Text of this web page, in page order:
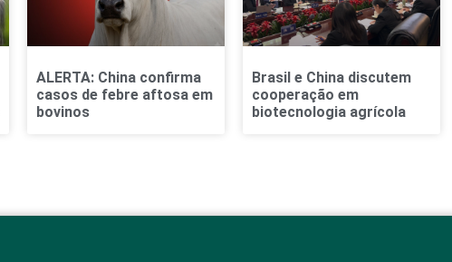
ALERTA: China confirma
casos de febre aftosa em
bovinos
Brasil e China discutem
cooperação em
biotecnologia agrícola